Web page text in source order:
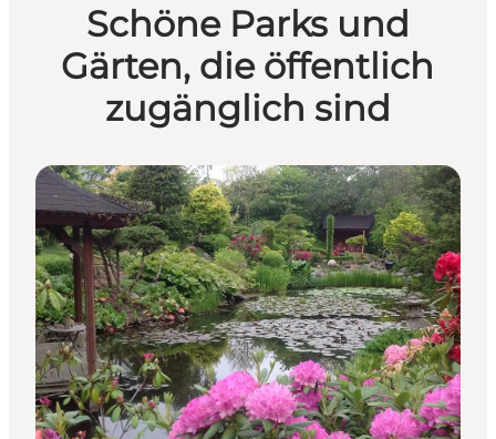
Schöne Parks und
Gärten, die öffentlich
zugänglich sind